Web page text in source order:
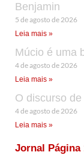
Benjamin
5 de agosto de 2026
Leia mais »
Múcio é uma
4 de agosto de 2026
Leia mais »
O discurso
4 de agosto de 2026
Leia mais »
Jornal Página